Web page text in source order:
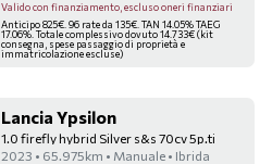
Valido con finanziamento, escluso oneri finanziari
Anticipo 825€. 96 rate da 135€. TAN 14.05% TAEG
17.06%. Totale complessivo dovuto 14.733€ (kit
consegna, spese passaggio di proprietà e
immatricolazione escluse)
Lancia Ypsilon
1.0 firefly hybrid Silver s&s 70cv 5p.ti
2023 • 65.975km • Manuale • Ibrida